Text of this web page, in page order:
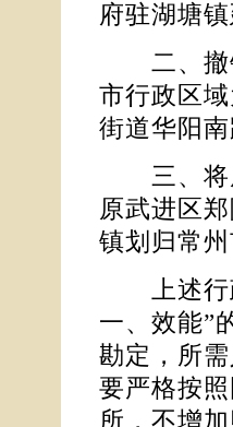
府驻湖塘
二、撤销
市行政区
街道华阳
三、将原
原武进区
镇划归常
上述行政
一、效能”
勘定，所
要严格按
所，不增